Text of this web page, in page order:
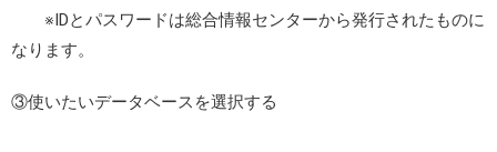
※IDとパスワードは総合情報センターから発行されたものに
なります。
③使いたいデータベースを選択する